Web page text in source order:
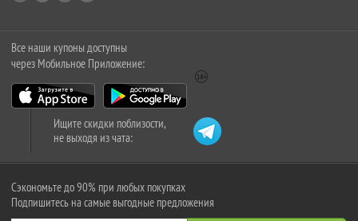
Все наши купоны доступны
через Мобильное Приложение:
Ищите скидки поблизости,
не выходя из чата:
Сэкономьте до 90% при любых покупках
Подпишитесь на самые выгодные предложения